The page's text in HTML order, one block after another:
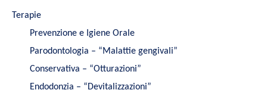
Terapie
Prevenzione e Igiene Orale
Parodontologia – “Malattie gengivali”
Conservativa – “Otturazioni”
Endodonzia – “Devitalizzazioni”